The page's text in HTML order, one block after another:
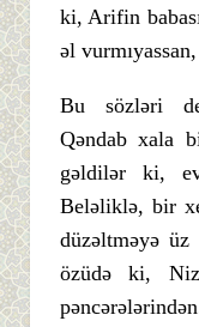
ki, Arifin
əl
Bu sözləri
Qəndab xala
gəldilər ki,
Beləliklə, bir
düzəltməyə üz
özüdə ki,